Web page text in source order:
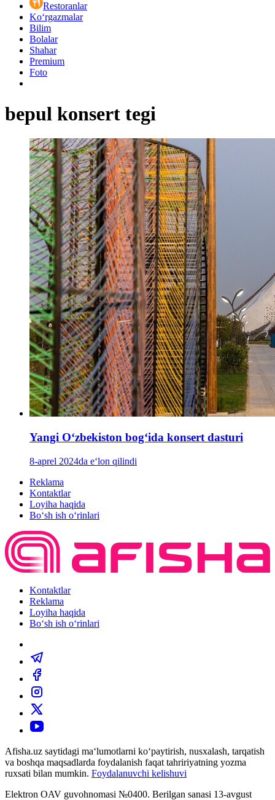
Restoranlar
Ko‘rgazmalar
Bilim
Bolalar
Shahar
Premium
Foto
bepul konsert tegi
Yangi Oʻzbekiston bogʻida konsert dasturi
8-aprel 2024da e‘lon qilindi
Reklama
Kontaktlar
Loyiha haqida
Bo‘sh ish o‘rinlari
Kontaktlar
Reklama
Loyiha haqida
Bo‘sh ish o‘rinlari
Afisha.uz saytidagi ma‘lumotlarni ko‘paytirish, nusxalash, tarqatish
va boshqa maqsadlarda foydalanish faqat tahririyatning yozma
ruxsati bilan mumkin. Foydalanuvchi kelishuvi
Elektron OAV guvohnomasi №0400. Berilgan sanasi 13-avgust